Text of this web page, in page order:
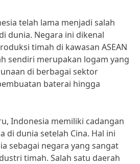
telah lama menjadi salah
dunia. Negara ini dikenal
timah di kawasan ASEAN
sendiri merupakan logam yang
di berbagai sektor
baterai hingga
Indonesia memiliki cadangan
di dunia setelah Cina. Hal ini
sebagai negara yang sangat
timah. Salah satu daerah